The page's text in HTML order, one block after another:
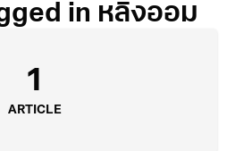
in หลิงออม
1
ARTICLE